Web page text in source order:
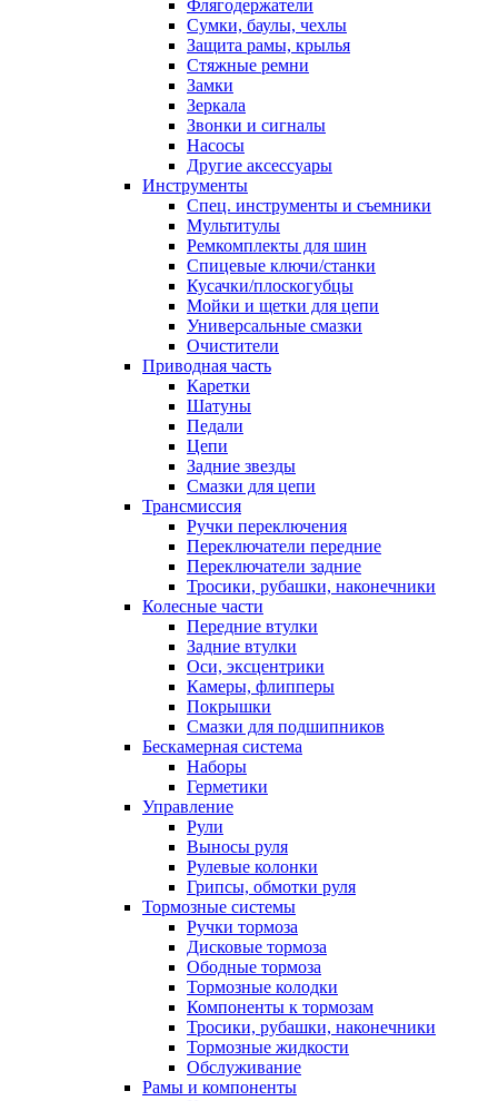
Флягодержатели
Сумки, баулы, чехлы
Защита рамы, крылья
Стяжные ремни
Замки
Зеркала
Звонки и сигналы
Насосы
Другие аксессуары
Инструменты
Спец. инструменты и съемники
Мультитулы
Ремкомплекты для шин
Спицевые ключи/станки
Кусачки/плоскогубцы
Мойки и щетки для цепи
Универсальные смазки
Очистители
Приводная часть
Каретки
Шатуны
Педали
Цепи
Задние звезды
Смазки для цепи
Трансмиссия
Ручки переключения
Переключатели передние
Переключатели задние
Тросики, рубашки, наконечники
Колесные части
Передние втулки
Задние втулки
Оси, эксцентрики
Камеры, флипперы
Покрышки
Смазки для подшипников
Бескамерная система
Наборы
Герметики
Управление
Рули
Выносы руля
Рулевые колонки
Грипсы, обмотки руля
Тормозные системы
Ручки тормоза
Дисковые тормоза
Ободные тормоза
Тормозные колодки
Компоненты к тормозам
Тросики, рубашки, наконечники
Тормозные жидкости
Обслуживание
Рамы и компоненты